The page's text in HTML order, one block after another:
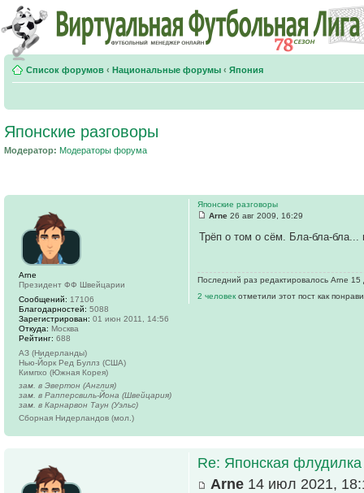
Список форумов ‹ Национальные форумы ‹ Япония
Японские разговоры
Модератор: Модераторы форума
Японские разговоры
Arne 26 авг 2009, 16:29
Трёп о том о сём. Бла-бла-
Последний раз редактировалось Arne
2 человек отметили этот пост как
Arne
Президент ФФ Швейцарии
Сообщений: 17106
Благодарностей: 5088
Зарегистрирован: 01 июн 2011, 14:56
Откуда: Москва
Рейтинг: 688
АЗ (Нидерланды)
Нью-Йорк Ред Буллз (США)
Кимпхо (Южная Корея)
зам. в Эвертон (Англия)
зам. в Рапперсвиль-Йона (Швейцария)
зам. в Карнарвон Таун (Уэльс)
Сборная Нидерландов (мол.)
Re: Японская флудилка
Arne 14 июл 2021,